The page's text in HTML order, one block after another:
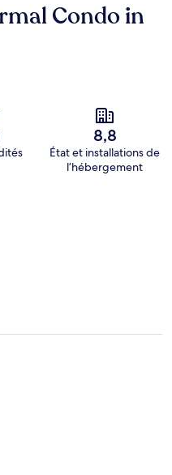
Condo in
8,8
État et installations de
l’hébergement